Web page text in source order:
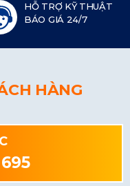
HỖ TRỢ KỸ THUẬT
BÁO GIÁ 24/7
HÀNG